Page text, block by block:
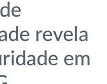
revela
em